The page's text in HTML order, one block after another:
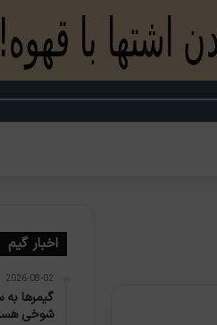
اخبار گیم
2026-08-02
شوخی